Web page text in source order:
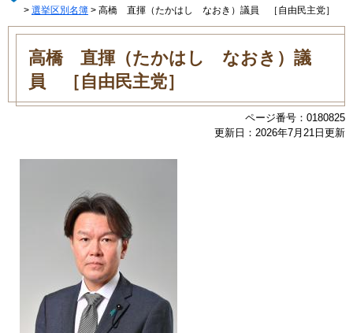
> 選挙区別名簿 > 高橋 直揮（たかはし なおき）議員 ［自由民主党］
本
高橋 直揮（たかはし なおき）議
員 ［自由民主党］
ページ番号：0180825
更新日：2026年7月21日更新